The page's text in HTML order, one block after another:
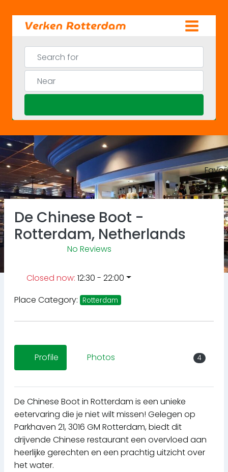
content
Search for
Near
Previous
De Chinese Boot -
Rotterdam, Netherlands
No Reviews
Closed now: 12:30 - 22:00
Place Category: Rotterdam
Profile Photos 4
De Chinese Boot in Rotterdam is een unieke
eetervaring die je niet wilt missen! Gelegen op
Parkhaven 21, 3016 GM Rotterdam, biedt dit
drijvende Chinese restaurant een overvloed aan
heerlijke gerechten en een prachtig uitzicht over
het water.